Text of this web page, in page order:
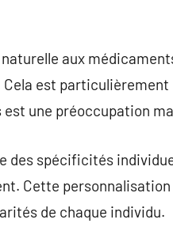
aux
Cela est
une préoccupation
des spécificités
Cette
de chaque individu.